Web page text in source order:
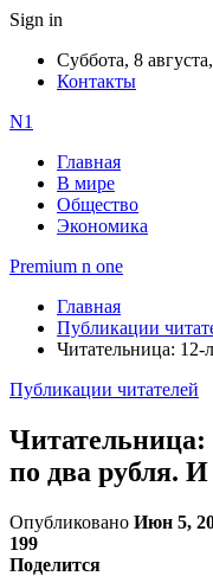
Sign in
Суббота, 8
Контакты
N1
Главная
В мире
Общество
Экономика
Premium n one
Главная
Публикации
Читательница: 12-
Публикации читателей
Читательница:
по два рубля. И
Опубликовано Июн 5,
199
Поделится